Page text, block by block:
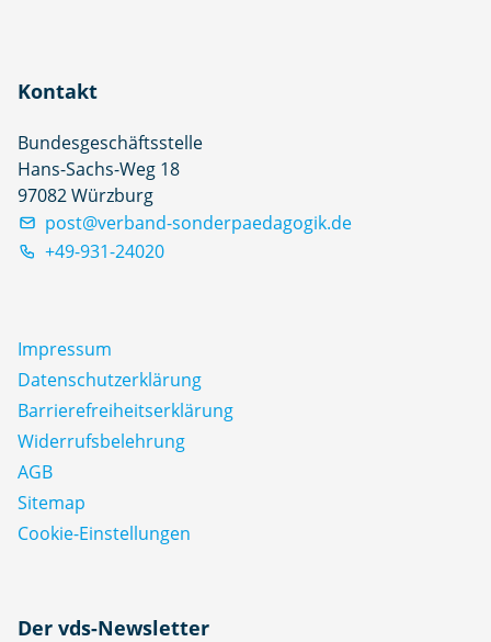
Kontakt
Bundesgeschäftsstelle
Hans-Sachs-Weg 18
97082 Würzburg
post@verband-sonderpaedagogik.de
+49-931-24020
Impressum
Datenschutz­erklärung
Barrierefreiheitserklärung
Widerrufsbelehrung
AGB
Sitemap
Cookie-Einstellungen
Der vds-Newsletter
N